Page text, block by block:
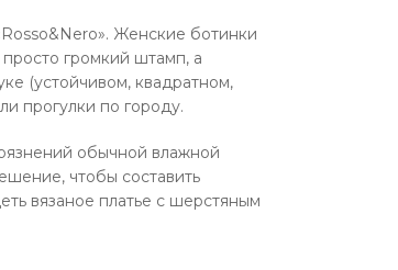
Женские ботинки
громкий штамп, а
(устойчивом, квадратном,
прогулки по городу.
обычной влажной
чтобы составить
вязаное платье с шерстяным